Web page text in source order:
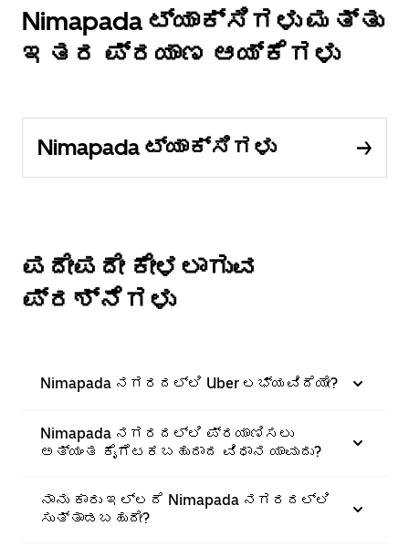
Nimapada ಟ್ಯಾಕ್ಸಿಗಳು ಮತ್ತು
ಇತರ ಪ್ರಯಾಣ ಆಯ್ಕೆಗಳು
Nimapada ಟ್ಯಾಕ್ಸಿಗಳು
ಪದೇಪದೇ ಕೇಳಲಾಗುವ
ಪ್ರಶ್ನೆಗಳು
Nimapada ನಗರದಲ್ಲಿ Uber ಲಭ್ಯವಿದೆಯೇ?
Nimapada ನಗರದಲ್ಲಿ ಪ್ರಯಾಣಿಸಲು
ಅತ್ಯಂತ ಕೈಗೆಟಕಬಹುದಾದ ವಿಧಾನ ಯಾವುದು?
ನಾನು ಕಾರು ಇಲ್ಲದೆ Nimapada ನಗರದಲ್ಲಿ
ಸುತ್ತಾಡಬಹುದೇ?